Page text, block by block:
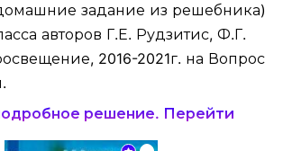
задание из решебника)
авторов Г.Е. Рудзитис, Ф.Г.
2016-2021г. на Вопрос
решение. Перейти